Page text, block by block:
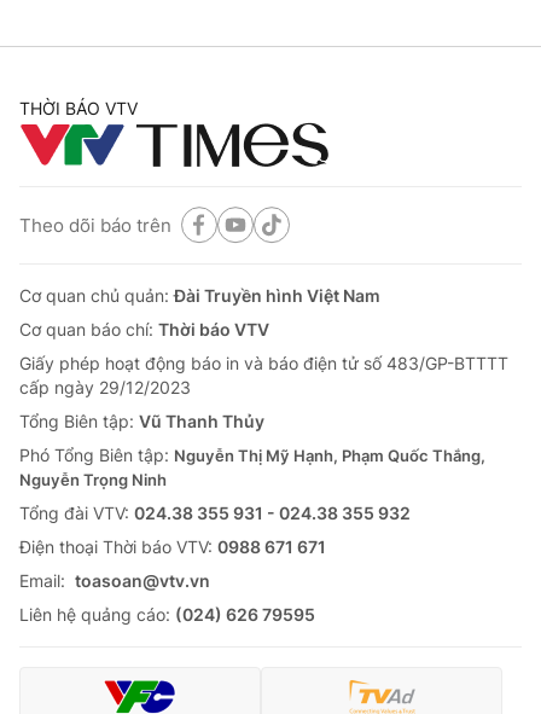
THỜI BÁO VTV
Theo dõi báo trên
Cơ quan chủ quản:Đài Truyền hình Việt Nam
Cơ quan báo chí: Thời báo VTV
Giấy phép hoạt động báo in và báo điện tử số 483/GP-BTTTT
cấp ngày 29/12/2023
Tổng Biên tập: Vũ Thanh Thủy
Phó Tổng Biên tập: Nguyễn Thị Mỹ Hạnh, Phạm Quốc Thắng,
Nguyễn Trọng Ninh
Tổng đài VTV: 024.38 355 931 - 024.38 355 932
Ðiện thoại Thời báo VTV: 0988 671 671
Email: toasoan@vtv.vn
Liên hệ quảng cáo: (024) 626 79595